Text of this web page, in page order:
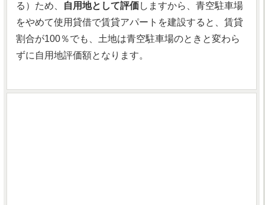
る）ため、
自用地として評価しますから、青空駐車場
をやめて使用貸借で賃貸アパートを建設すると、賃貸
割合が100％でも、土地は青空駐車場のときと変わら
ずに自用地評価額となります。